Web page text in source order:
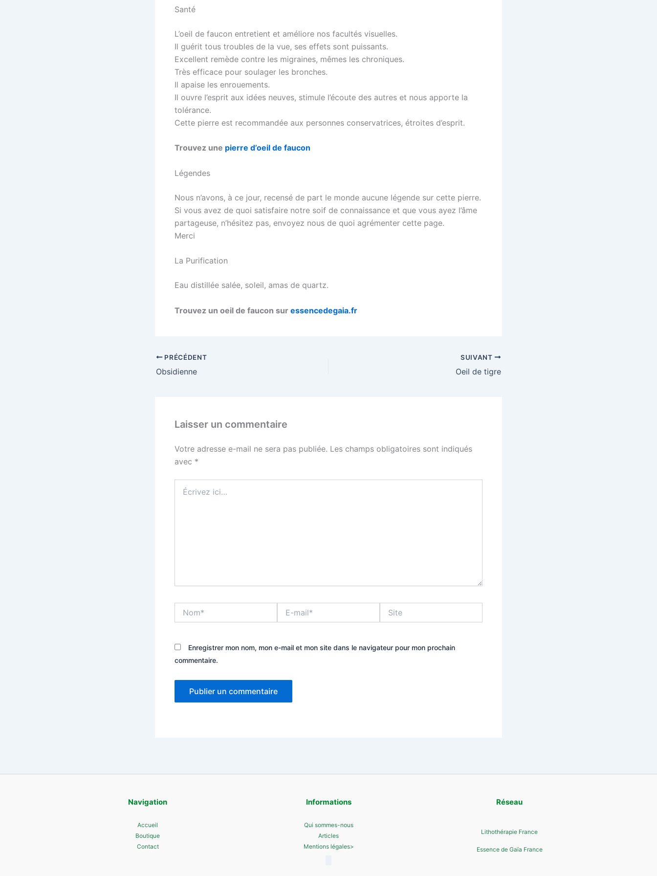
Santé
L’oeil de faucon entretient et améliore nos facultés visuelles.
Il guérit tous troubles de la vue, ses effets sont puissants.
Excellent remède contre les migraines, mêmes les chroniques.
Très efficace pour soulager les bronches.
Il apaise les enrouements.
Il ouvre l’esprit aux idées neuves, stimule l’écoute des autres et nous apporte la
tolérance.
Cette pierre est recommandée aux personnes conservatrices, étroites d’esprit.
Trouvez une pierre d’oeil de faucon
Légendes
Nous n’avons, à ce jour, recensé de part le monde aucune légende sur cette pierre.
Si vous avez de quoi satisfaire notre soif de connaissance et que vous ayez l’âme
partageuse, n’hésitez pas, envoyez nous de quoi agrémenter cette page.
Merci
La Purification
Eau distillée salée, soleil, amas de quartz.
Trouvez un oeil de faucon sur essencedegaia.fr
PRÉCÉDENT
Obsidienne
SUIVANT
Oeil de tigre
Laisser un commentaire
Votre adresse e-mail ne sera pas publiée. Les champs obligatoires sont indiqués
avec *
ici…
mail*
Enregistrer mon nom, mon e-mail et mon site dans le navigateur pour mon prochain
commentaire.
Navigation
Accueil
Boutique
Contact
Informations
Qui sommes-nous
Articles
Mentions légales>
Réseau
Lithothérapie France
Essence de Gaïa France